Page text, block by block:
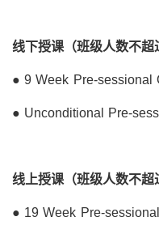
线下授课（班级人数不超
● 9 Week Pre-sessional
● Unconditional Pre-
线上授课（班级人数不超
● 19 Week Pre-